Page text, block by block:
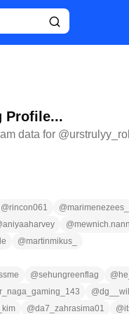
Profile...
data for @
@rincon061 @marimenezees_
aniyaaharvey @
@martinmikus_
@sehungreenflag @
@
@da7_zahrasima01 @